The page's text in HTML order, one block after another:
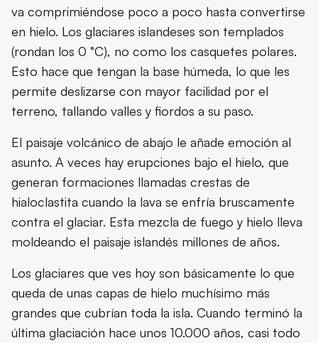
va comprimiéndose poco a poco hasta convertirse
en hielo. Los glaciares islandeses son templados
(rondan los 0 °C), no como los casquetes polares.
Esto hace que tengan la base húmeda, lo que les
permite deslizarse con mayor facilidad por el
terreno, tallando valles y fiordos a su paso.
El paisaje volcánico de abajo le añade emoción al
asunto. A veces hay erupciones bajo el hielo, que
generan formaciones llamadas crestas de
hialoclastita cuando la lava se enfría bruscamente
contra el glaciar. Esta mezcla de fuego y hielo lleva
moldeando el paisaje islandés millones de años.
Los glaciares que ves hoy son básicamente lo que
queda de unas capas de hielo muchísimo más
grandes que cubrían toda la isla. Cuando terminó la
última glaciación hace unos 10.000 años, casi todo